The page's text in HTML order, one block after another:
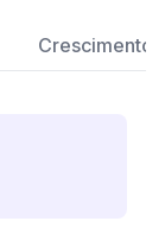
Crescimento